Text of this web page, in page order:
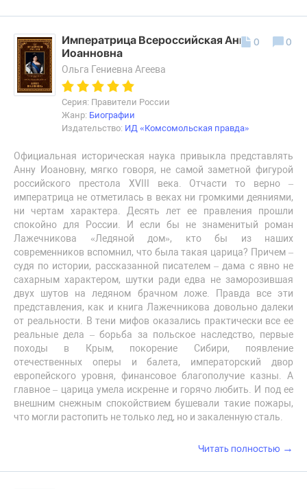
Императрица Всероссийская Анна
Иоанновна
Ольга Гениевна Агеева
Серия: Правители России
Жанр: Биографии
Издательство: ИД «Комсомольская правда»
Официальная историческая наука привыкла представлять
Анну Иоановну, мягко говоря, не самой заметной фигурой
российского престола XVIII века. Отчасти то верно –
императрица не отметилась в веках ни громкими деяниями,
ни чертам характера. Десять лет ее правления прошли
спокойно для России. И если бы не знаменитый роман
Лажечникова «Ледяной дом», кто бы из наших
современников вспомнил, что была такая царица? Причем –
судя по истории, рассказанной писателем – дама с явно не
сахарным характером, шутки ради едва не заморозившая
двух шутов на ледяном брачном ложе. Правда все эти
представления, как и книга Лажечникова довольно далеки
от реальности. В тени мифов оказались практически все ее
реальные дела – борьба за польское наследство, первые
походы в Крым, покорение Сибири, появление
отечественных оперы и балета, императорский двор
европейского уровня, финансовое благополучие казны. А
главное – царица умела искренне и горячо любить. И под ее
внешним снежным спокойствием бушевали такие пожары,
что могли растопить не только лед, но и закаленную сталь.
0 0
Читать полностью →